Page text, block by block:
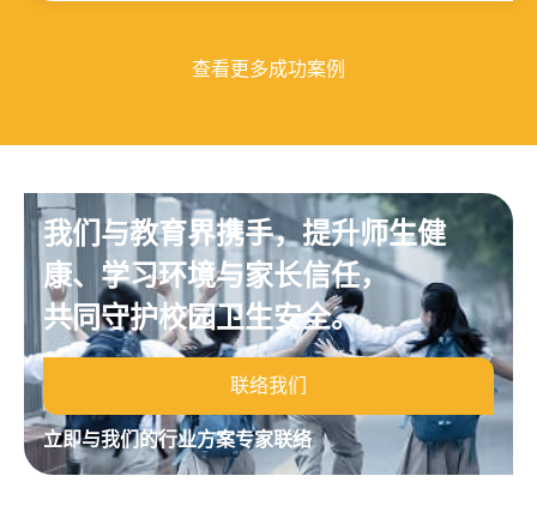
查看更多成功案例
我们与教育界携手，提升师生健
康、学习环境与家长信任，
共同守护校园卫生安全。
联络我们
立即与我们的行业方案专家联络